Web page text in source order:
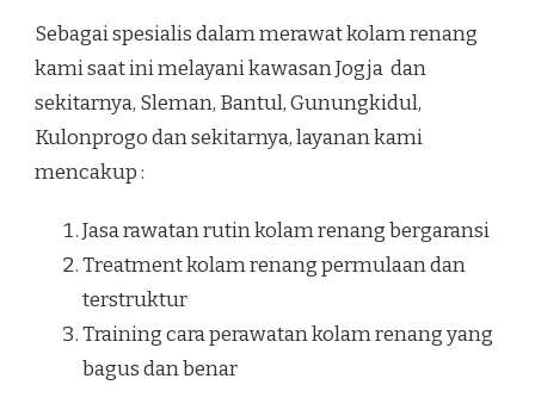
Sebagai spesialis dalam merawat kolam renang
kami saat ini melayani kawasan Jogja dan
sekitarnya, Sleman, Bantul, Gunungkidul,
Kulonprogo dan sekitarnya, layanan kami
mencakup :
Jasa rawatan rutin kolam renang bergaransi
Treatment kolam renang permulaan dan
terstruktur
Training cara perawatan kolam renang yang
bagus dan benar